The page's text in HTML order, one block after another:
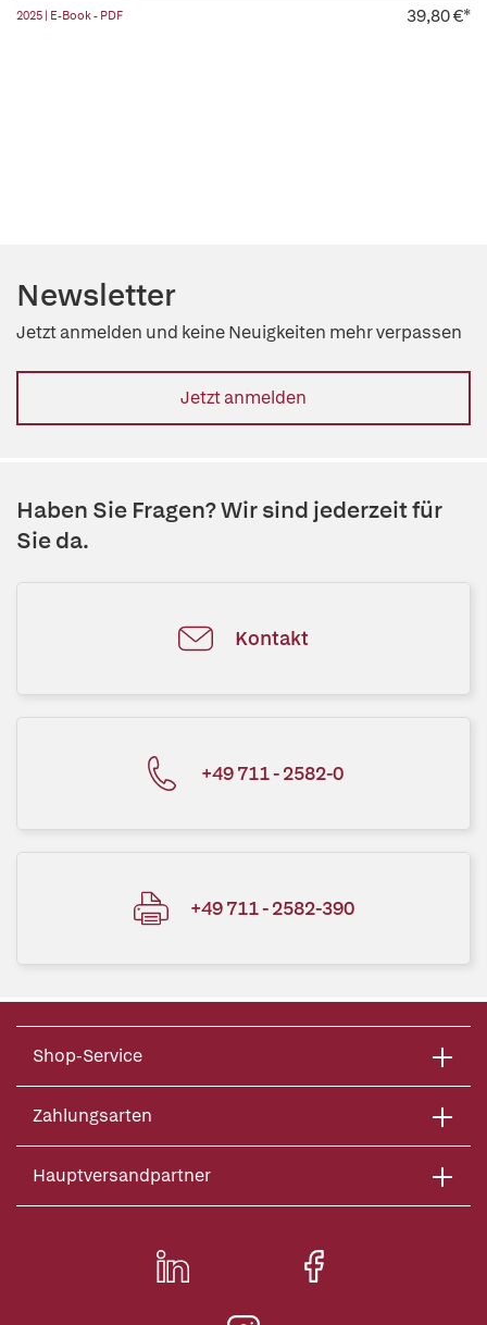
2025 | E-Book - PDF 39,80 €*
Newsletter
Jetzt anmelden und keine Neuigkeiten mehr verpassen
Jetzt anmelden
Haben Sie Fragen? Wir sind jederzeit für
Sie da.
Kontakt
+49 711 - 2582-0
+49 711 - 2582-390
Shop-Service
Zahlungsarten
Hauptversandpartner